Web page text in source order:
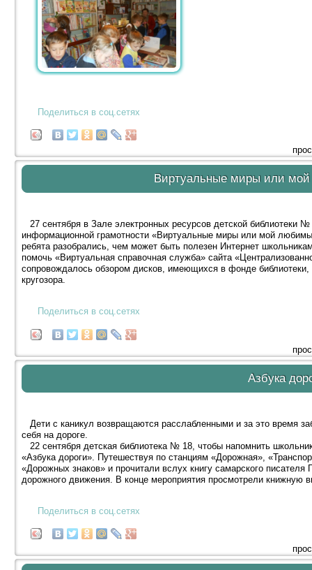
Поделиться в соц.сетях
Виртуальные миры или
27 сентября в Зале электронных ресурсов детской
информационной грамотности «Виртуальные миры или мой
ребята разобрались, чем может быть полезен Интернет
помочь «Виртуальная справочная служба» сайта
сопровождалось обзором дисков, имеющихся в фонде
кругозора.
Поделиться в соц.сетях
Азбука
Дети с каникул возвращаются расслабленными и за это время
себя на дороге.
22 сентября детская библиотека № 18, чтобы напомнить
«Азбука дороги». Путешествуя по станциям «Дорожная»,
«Дорожных знаков» и прочитали вслух книгу самарского
дорожного движения. В конце мероприятия просмотрели книжную
Поделиться в соц.сетях